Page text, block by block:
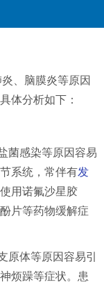
炎、脑膜炎等原因
体分析如下：
菌感染等原因容易
系统，常伴有发
用诺氟沙星胶
片等药物缓解症
原体等原因容易引
神烦躁等症状。患